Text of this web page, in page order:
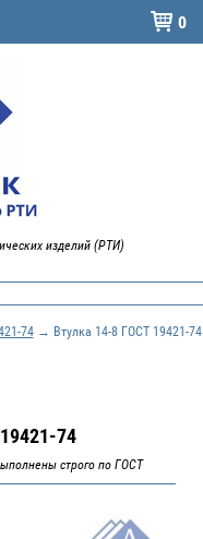
 0
изделий (РТИ)
74→ Втулка 14-8 ГОСТ 19421-74
74
строго по ГОСТ